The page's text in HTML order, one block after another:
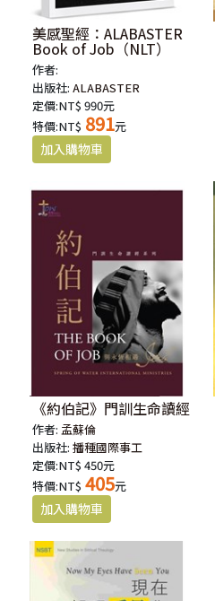
美感聖經：ALABASTER
Book of Job（NLT）
作者:
出版社:ALABASTER
定價:NT$ 990元
特價:NT$ 891元
《約伯記》門訓生命讀經
作者:孟蘇倫
出版社:播種國際事工
定價:NT$ 450元
特價:NT$ 405元